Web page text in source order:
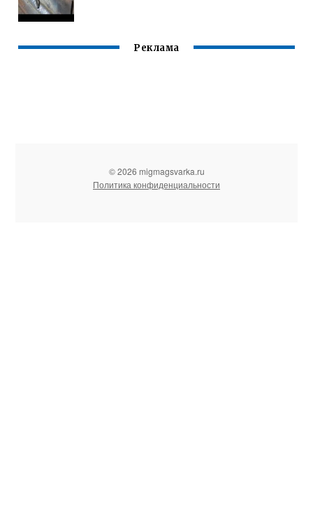
Реклама
© 2026 migmagsvarka.ru
Политика конфиденциальности